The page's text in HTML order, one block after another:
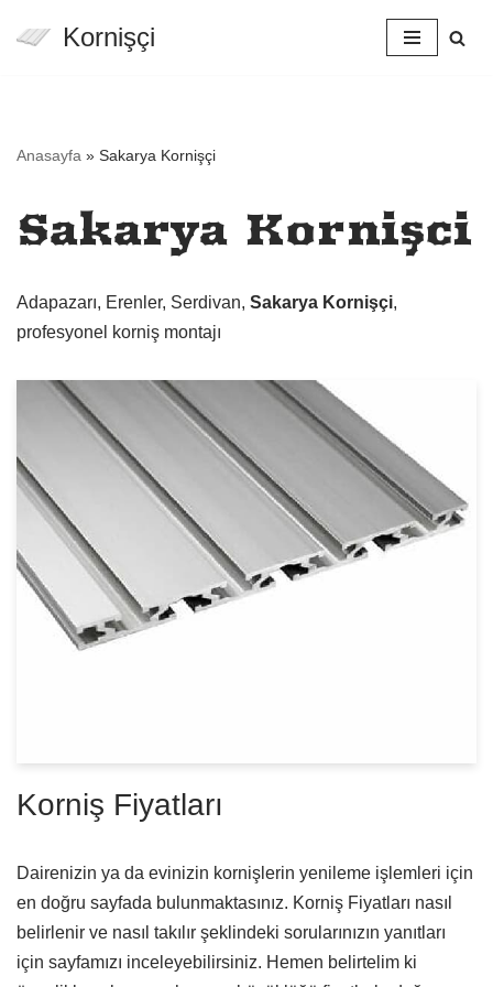
Kornişçi
Anasayfa » Sakarya Kornişçi
Sakarya Kornişçi
Adapazarı, Erenler, Serdivan, Sakarya Kornişçi,
profesyonel korniş montajı
Korniş Fiyatları
Dairenizin ya da evinizin kornişlerin yenileme işlemleri için
en doğru sayfada bulunmaktasınız. Korniş Fiyatları nasıl
belirlenir ve nasıl takılır şeklindeki sorularınızın yanıtları
için sayfamızı inceleyebilirsiniz. Hemen belirtelim ki